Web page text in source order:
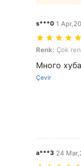
s***0 1
Renk: Çok
Renk: Çok
Много
Çevir
a***3 24